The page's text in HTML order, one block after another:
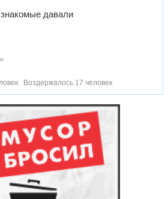
давали
Воздержалось 17 человек